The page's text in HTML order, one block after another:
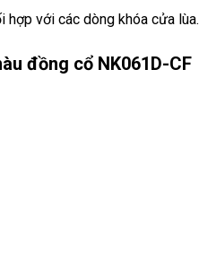
với các dòng khóa cửa lùa.
đồng cổ NK061D-CF